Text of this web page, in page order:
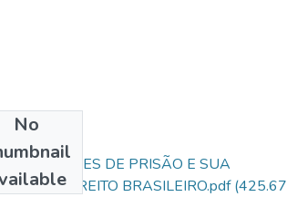
No
DE PRISÃO E SUA
NO DIREITO BRASILEIRO.pdf(425.67